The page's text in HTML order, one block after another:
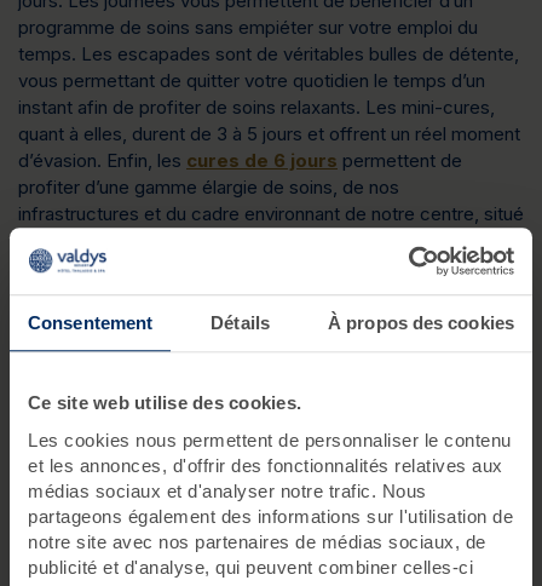
Consentement Détails À propos des cookies
Ce site web utilise des cookies.
Les cookies nous permettent de personnaliser le contenu
et les annonces, d'offrir des fonctionnalités relatives aux
médias sociaux et d'analyser notre trafic. Nous
partageons également des informations sur l'utilisation de
notre site avec nos partenaires de médias sociaux, de
publicité et d'analyse, qui peuvent combiner celles-ci
programme de soins sans empiéter sur votre emploi du
temps. Les escapades sont de véritables bulles de détente,
vous permettant de quitter votre quotidien le temps d’un
instant afin de profiter de soins relaxants. Les mini-cures,
quant à elles, durent de 3 à 5 jours et offrent un réel moment
d’évasion. Enfin, les cures de 6 jours permettent de
profiter d’une gamme élargie de soins, de nos
infrastructures et du cadre environnant de notre centre, situé
soins spécifique est proposé en fonction de chaque client.
Vous pourrez, par ailleurs, profiter de nos hébergements et
de notre service de restauration pour un séjour thalasso tout
compris.